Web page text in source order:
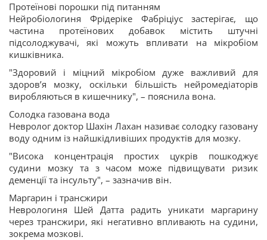
Протеїнові порошки під питанням
Нейробіологиня Фрідеріке Фабріціус застерігає, що
частина протеїнових добавок містить штучні
підсолоджувачі, які можуть впливати на мікробіом
кишківника.
"Здоровий і міцний мікробіом дуже важливий для
здоров’я мозку, оскільки більшість нейромедіаторів
виробляються в кишечнику", – пояснила вона.
Солодка газована вода
Невролог доктор Шахін Лахан називає солодку газовану
воду одним із найшкідливіших продуктів для мозку.
"Висока концентрація простих цукрів пошкоджує
судини мозку та з часом може підвищувати ризик
деменції та інсульту", – зазначив він.
Маргарин і трансжири
Неврологиня Шей Датта радить уникати маргарину
через трансжири, які негативно впливають на судини,
зокрема мозкові.